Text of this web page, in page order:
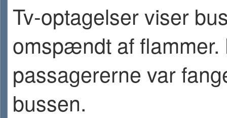
Tv-optagelser viser
omspændt af flammer.
passagererne var
bussen.